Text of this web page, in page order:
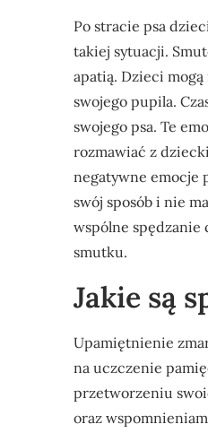
Po stracie psa
takiej sytuacji.
apatią. Dzieci
swojego pupila.
swojego psa. Te
rozmawiać z
negatywne emocje
swój sposób i nie
wspólne spędzanie
smutku.
Jakie są
Upamiętnienie
na uczczenie
przetworzeniu
oraz